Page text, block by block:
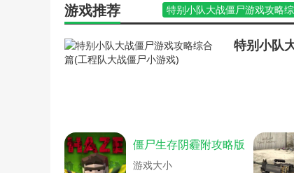
游戏推荐 特别小队大战僵尸游戏攻略
深海喂食者(深海喂食者小队)
特别小队大战僵尸游戏攻略
游戏攻略之四国大战中的小
《人间地狱》小队队长教学
《战地5》小队长游玩技巧
《战术小队》近距离射击选
僵尸生存阴霾附攻略版
游戏大小